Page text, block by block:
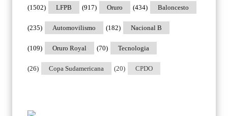
LFPB
(1502) Oruro
(917) Baloncesto
(434)
Automovilismo
(235) Nacional B
(182)
Oruro Royal
(109) Tecnologia
(70)
Copa Sudamericana
(26) CPDO
(20)